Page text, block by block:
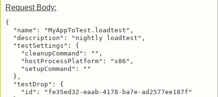
Request Body:
{
  "name": "MyAppToTest.loadtest",
  "description": "nightly loadtest",
  "testSettings": {
    "cleanupCommand": "",
    "hostProcessPlatform": "x86",
    "setupCommand": ""
  },
  "testDrop": {
    "id": "fe35ed32-eaab-4178-ba7e-ad2577ee187f"